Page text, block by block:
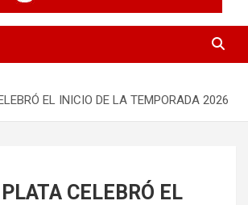
de actualidad buscando hacer un
brindando información relevante de lo que
EL INICIO DE LA TEMPORADA 2026
CELEBRÓ EL